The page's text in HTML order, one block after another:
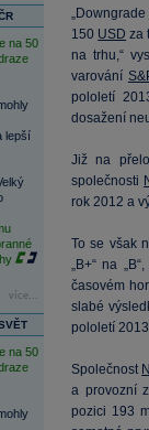
na 50
lepší
více...
na 50
150 USD za
na trhu,“
varování
pololetí
dosažení
Již na
společnosti
rok 2012 a
To se však
„B+“ na
časovém
slabé
pololetí
Společnost
a provozní
pozici 193